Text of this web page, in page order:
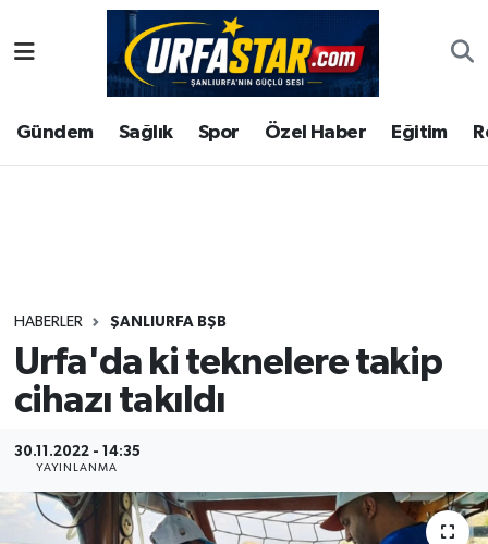
Gündem Sağlık Spor Özel Haber Eğitim
HABERLER ŞANLIURFA BŞB
Urfa'da ki teknelere takip
cihazı takıldı
30.11.2022 - 14:35
YAYINLANMA
ASAYİS
ÇEVRE
Gündem
Kültür
Magazin
Şanlıurfa Nöbetçi Eczaneler
Şanlıurfa Hava Durumu
Tüm Manşetler
Son Dakika Haberleri
Haber Arşivi